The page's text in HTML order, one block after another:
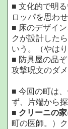
■ 文化的で明
ロッパを思わせ
■ 床のデザイ
クが設計した
いう。（やはり
■ 防具屋の品
攻撃呪文のダ
■ 今回の町は
ず、片端から探
■ クリーニの
町の医師。）